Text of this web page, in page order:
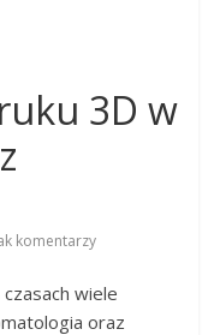
3D w
komentarzy
wiele
oraz